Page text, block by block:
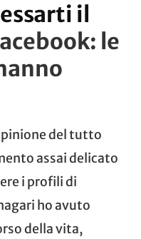
il
le
del tutto
assai delicato
i profili di
ho avuto
della vita,